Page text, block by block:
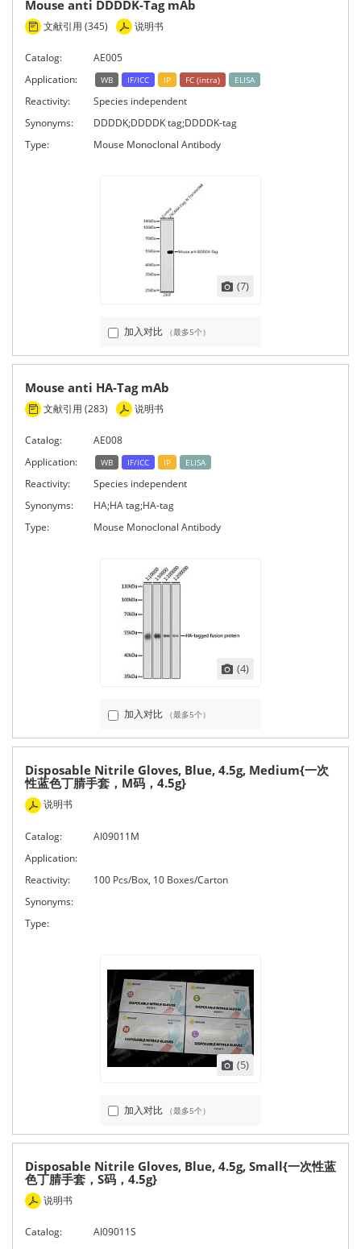
Mouse anti DDDDK-Tag mAb
文献引用 (345) 说明书
Catalog:
AE005
Application:
WB IF/ICC IP FC (intra) ELISA
Reactivity:
Species independent
Synonyms:
DDDDK;DDDDK tag;DDDDK-tag
Type:
Mouse Monoclonal Antibody
(7)
加入对比 （最多5个）
Mouse anti HA-Tag mAb
文献引用 (283) 说明书
Catalog:
AE008
Application:
WB IF/ICC IP ELISA
Reactivity:
Species independent
Synonyms:
HA;HA tag;HA-tag
Type:
Mouse Monoclonal Antibody
(4)
加入对比 （最多5个）
Disposable Nitrile Gloves, Blue, 4.5g, Medium{一次
性蓝色丁腈手套，M码，4.5g}
说明书
Catalog:
AI09011M
Application:
Reactivity:
100 Pcs/Box, 10 Boxes/Carton
Synonyms:
Type:
(5)
加入对比 （最多5个）
Disposable Nitrile Gloves, Blue, 4.5g, Small{一次性蓝
色丁腈手套，S码，4.5g}
说明书
Catalog:
AI09011S